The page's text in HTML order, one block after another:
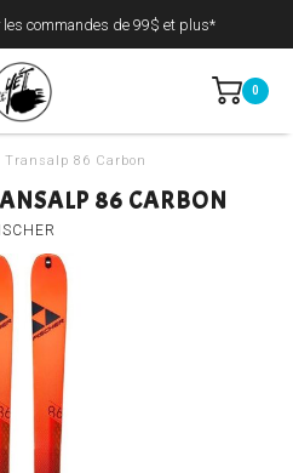
commandes de 99$ et plus*
0
Transalp 86 Carbon
86 CARBON